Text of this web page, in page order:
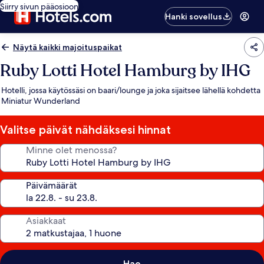
Siirry sivun pääosioon
Hanki sovellus
Näytä kaikki majoituspaikat
Ruby Lotti Hotel Hamburg by IHG
Hotelli, jossa käytössäsi on baari/lounge ja joka sijaitsee lähellä kohdetta
Miniatur Wunderland
Valitse päivät nähdäksesi hinnat
Minne olet menossa?
Päivämäärät
Asiakkaat